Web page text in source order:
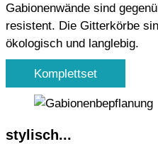
Gabionenwände sind
resistent. Die Gitterkörbe
ökologisch und langlebig.
Komplettset
stylisch...